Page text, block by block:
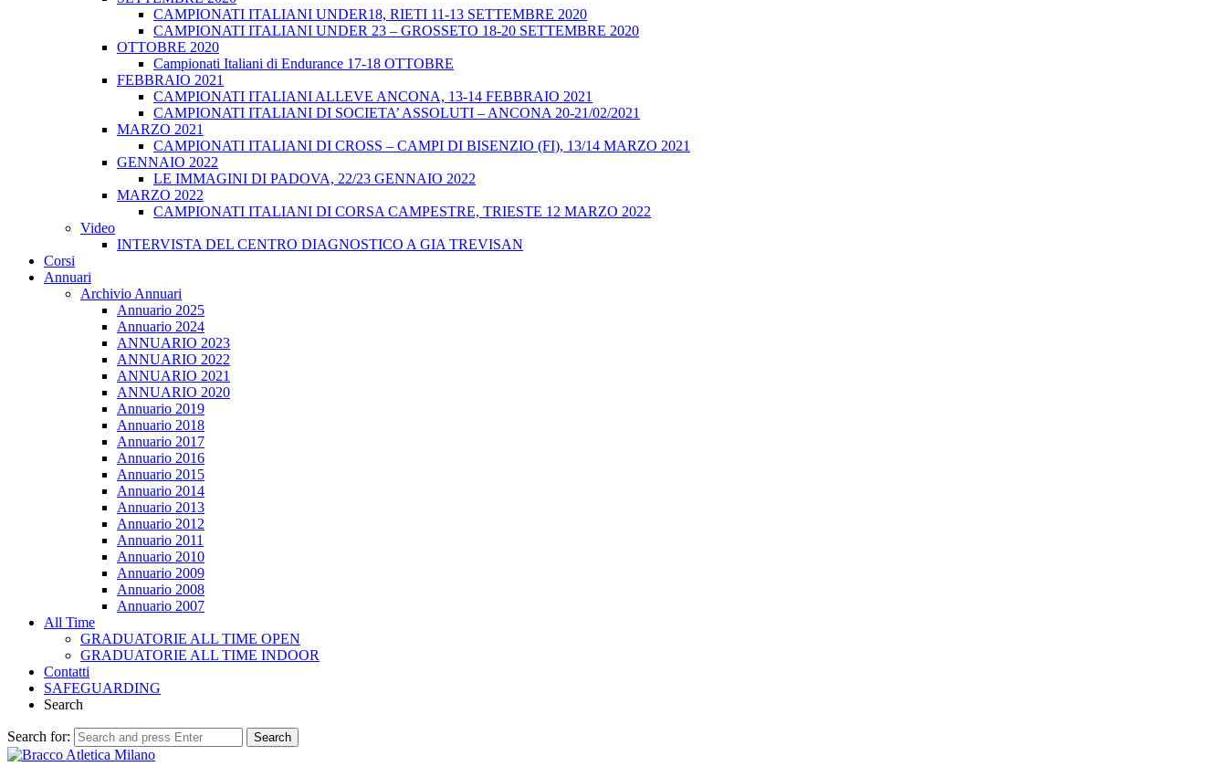
CAMPIONATI ITALIANI UNDER18, RIETI 11-13 SETTEMBRE 2020
CAMPIONATI ITALIANI UNDER 23 – GROSSETO 18-20 SETTEMBRE 2020
OTTOBRE 2020
Campionati Italiani di Endurance 17-18 OTTOBRE
FEBBRAIO 2021
CAMPIONATI ITALIANI ALLEVE ANCONA, 13-14 FEBBRAIO 2021
CAMPIONATI ITALIANI DI SOCIETA’ ASSOLUTI – ANCONA 20-21/02/2021
MARZO 2021
CAMPIONATI ITALIANI DI CROSS – CAMPI DI BISENZIO (FI), 13/14 MARZO 2021
GENNAIO 2022
LE IMMAGINI DI PADOVA, 22/23 GENNAIO 2022
MARZO 2022
CAMPIONATI ITALIANI DI CORSA CAMPESTRE, TRIESTE 12 MARZO 2022
Video
INTERVISTA DEL CENTRO DIAGNOSTICO A GIA TREVISAN
Corsi
Annuari
Archivio Annuari
Annuario 2025
Annuario 2024
ANNUARIO 2023
ANNUARIO 2022
ANNUARIO 2021
ANNUARIO 2020
Annuario 2019
Annuario 2018
Annuario 2017
Annuario 2016
Annuario 2015
Annuario 2014
Annuario 2013
Annuario 2012
Annuario 2011
Annuario 2010
Annuario 2009
Annuario 2008
Annuario 2007
All Time
GRADUATORIE ALL TIME OPEN
GRADUATORIE ALL TIME INDOOR
Contatti
SAFEGUARDING
Search
Search for: Search